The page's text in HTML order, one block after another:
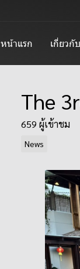
หน้าแรก เกี่ยวกั
The
659 ผู้เข้าชม
News